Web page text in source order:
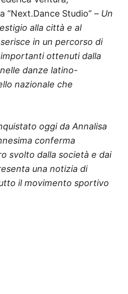
“Next.Dance Studio” – Un
alla città e al
in un percorso di
ottenuti dalla
danze latino-
nazionale che
oggi da Annalisa
conferma
svolto dalla società e dai
una notizia di
il movimento sportivo